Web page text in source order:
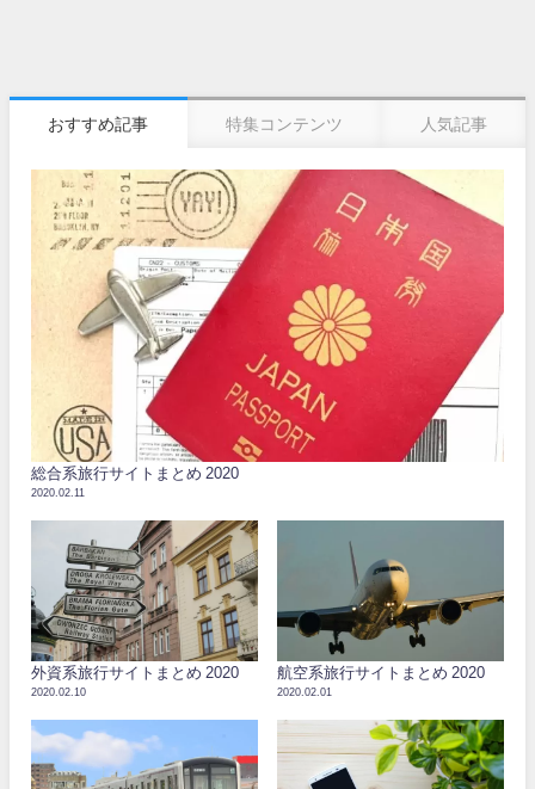
おすすめ記事 特集コンテンツ 人気記事
総合系旅行サイトまとめ 2020
2020.02.11
外資系旅行サイトまとめ 2020
2020.02.10
航空系旅行サイトまとめ 2020
2020.02.01